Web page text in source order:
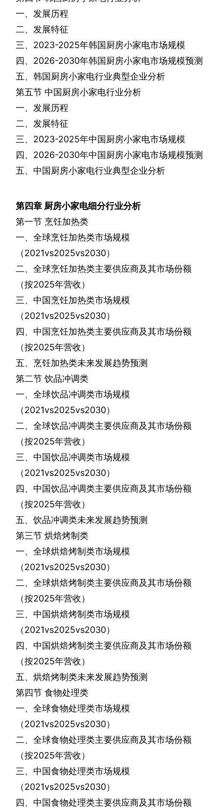
一、发展历程
二、发展特征
三、 2023-2025年韩国厨房小家电市场规模
四、 2026-2030年韩国厨房小家电市场规模预测
五、韩国厨房小家电行业典型企业分析
第五节 中国厨房小家电行业分析
一、发展历程
二、发展特征
三、 2023-2025年中国厨房小家电市场规模
四、 2026-2030年中国厨房小家电市场规模预测
五、中国厨房小家电行业典型企业分析
第四章 厨房小家电细分行业分析
第一节 烹饪加热类
一、全球烹饪加热类市场规模
（2021vs2025vs2030）
二、全球烹饪加热类主要供应商及其市场份额
（按2025年营收）
三、中国烹饪加热类市场规模
（2021vs2025vs2030）
四、中国烹饪加热类主要供应商及其市场份额
（按2025年营收）
五、烹饪加热类未来发展趋势预测
第二节 饮品冲调类
一、全球饮品冲调类市场规模
（2021vs2025vs2030）
二、全球饮品冲调类主要供应商及其市场份额
（按2025年营收）
三、中国饮品冲调类市场规模
（2021vs2025vs2030）
四、中国饮品冲调类主要供应商及其市场份额
（按2025年营收）
五、饮品冲调类未来发展趋势预测
第三节 烘焙烤制类
一、全球烘焙烤制类市场规模
（2021vs2025vs2030）
二、全球烘焙烤制类主要供应商及其市场份额
（按2025年营收）
三、中国烘焙烤制类市场规模
（2021vs2025vs2030）
四、中国烘焙烤制类主要供应商及其市场份额
（按2025年营收）
五、烘焙烤制类未来发展趋势预测
第四节 食物处理类
一、全球食物处理类市场规模
（2021vs2025vs2030）
二、全球食物处理类主要供应商及其市场份额
（按2025年营收）
三、中国食物处理类市场规模
（2021vs2025vs2030）
四、中国食物处理类主要供应商及其市场份额